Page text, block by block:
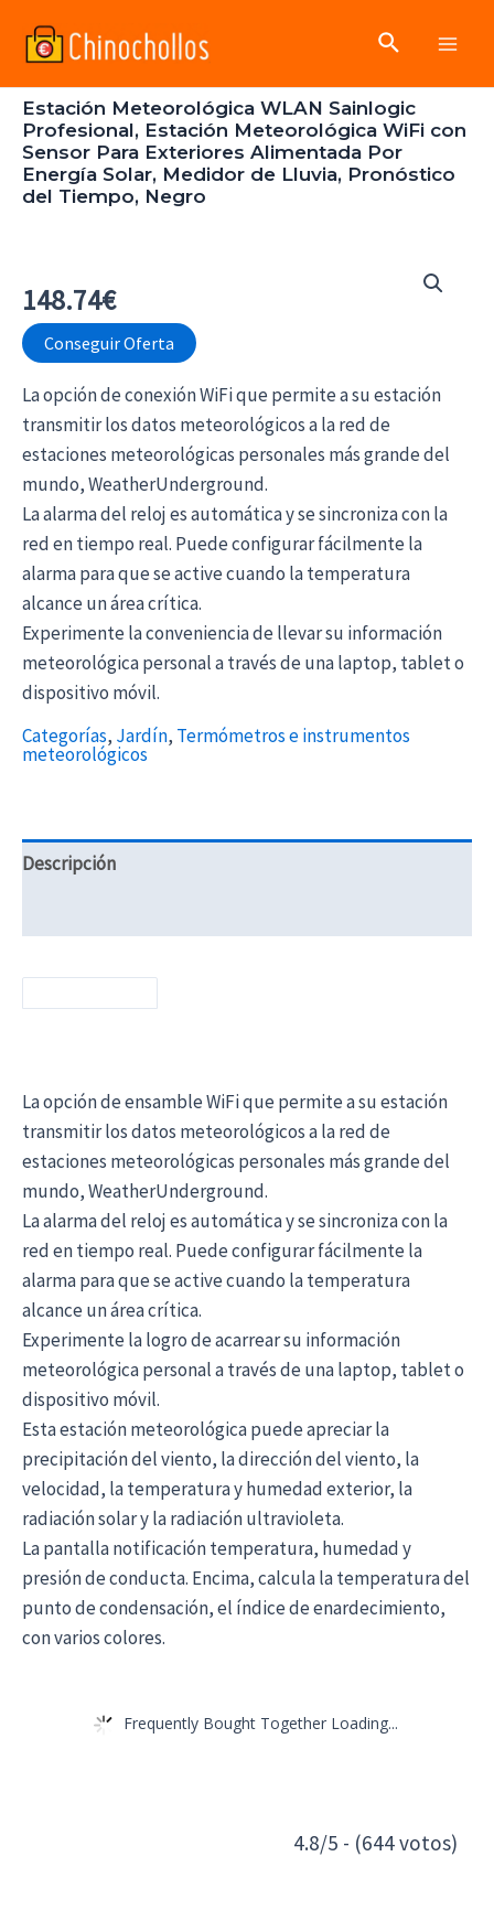
Buscar
Estación Meteorológica WLAN Sainlogic
Profesional, Estación Meteorológica WiFi con
Sensor Para Exteriores Alimentada Por
Energía Solar, Medidor de Lluvia, Pronóstico
del Tiempo, Negro
148.74€
Conseguir Oferta
La opción de conexión WiFi que permite a su estación
transmitir los datos meteorológicos a la red de
estaciones meteorológicas personales más grande del
mundo, WeatherUnderground.
La alarma del reloj es automática y se sincroniza con la
red en tiempo real. Puede configurar fácilmente la
alarma para que se active cuando la temperatura
alcance un área crítica.
Experimente la conveniencia de llevar su información
meteorológica personal a través de una laptop, tablet o
dispositivo móvil.
Categorías, Jardín, Termómetros e instrumentos
meteorológicos
Descripción
La opción de ensamble WiFi que permite a su estación
transmitir los datos meteorológicos a la red de
estaciones meteorológicas personales más grande del
mundo, WeatherUnderground.
La alarma del reloj es automática y se sincroniza con la
red en tiempo real. Puede configurar fácilmente la
alarma para que se active cuando la temperatura
alcance un área crítica.
Experimente la logro de acarrear su información
meteorológica personal a través de una laptop, tablet o
dispositivo móvil.
Esta estación meteorológica puede apreciar la
precipitación del viento, la dirección del viento, la
velocidad, la temperatura y humedad exterior, la
radiación solar y la radiación ultravioleta.
La pantalla notificación temperatura, humedad y
presión de conducta. Encima, calcula la temperatura del
punto de condensación, el índice de enardecimiento,
con varios colores.
Frequently Bought Together Loading...
4.8/5 - (644 votos)